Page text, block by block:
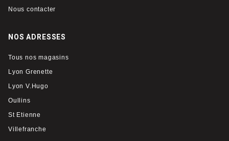
Nous contacter
NOS ADRESSES
Tous nos magasins
Lyon Grenette
Lyon V.Hugo
Oullins
St Etienne
Villefranche